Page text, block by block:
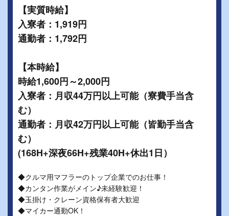
【実質時給】
入寮者：1,919円
通勤者：1,792円
【本時給】
時給1,600円～2,000円
入寮者：月収44万円以上可能（寮費手当含
む）
通勤者：月収42万円以上可能（皆勤手当含
む）
(168H+深夜66H+残業40H+休出1日）
◆クルマ用マフラーのトップ企業でのお仕事！
◆カンタン作業がメイン♪未経験歓迎！
◆玉掛け・クレーン資格保有者大歓迎
◆マイカー通勤OK！